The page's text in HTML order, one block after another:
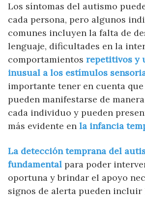
Los síntomas del autismo
cada persona, pero algunos
comunes incluyen la falta de
lenguaje, dificultades en la
comportamientos repetitivos y
inusual a los estímulos
importante tener en cuenta
pueden manifestarse de
cada individuo y pueden
más evidente en la infancia
La detección temprana del
fundamental para poder
oportuna y brindar el apoyo
signos de alerta pueden incluir